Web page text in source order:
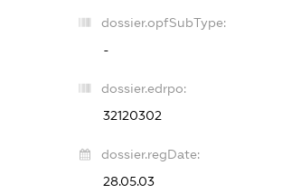
dossier.opfSubType:
-
dossier.edrpo:
32120302
dossier.regDate:
28.05.03